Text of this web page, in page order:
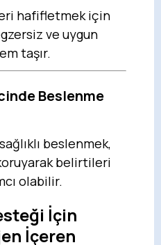
hafifletmek için
ve uygun
taşır.
Beslenme
beslenmek,
belirtileri
olabilir.
İçin
İçeren